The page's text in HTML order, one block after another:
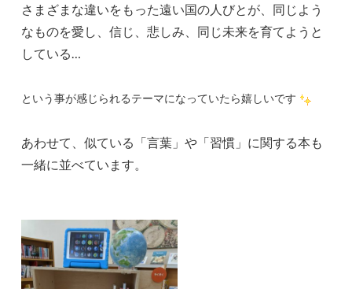
さまざまな違いをもった遠い国の人びとが、同じよう
なものを愛し、信じ、悲しみ、同じ未来を育てようと
している…
という事が感じられるテーマになっていたら嬉しいです
あわせて、似ている「言葉」や「習慣」に関する本も
一緒に並べています。